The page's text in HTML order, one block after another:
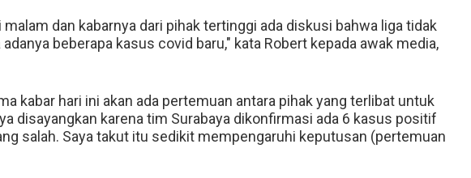
malam dan kabarnya dari pihak tertinggi ada diskusi bahwa liga tidak
beberapa kasus covid baru," kata Robert kepada awak media,
kabar hari ini akan ada pertemuan antara pihak yang terlibat untuk
disayangkan karena tim Surabaya dikonfirmasi ada 6 kasus positif
salah. Saya takut itu sedikit mempengaruhi keputusan (pertemuan